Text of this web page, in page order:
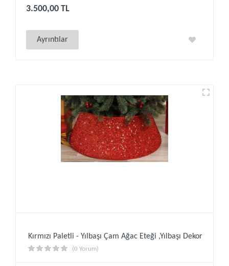
3.500,00 TL
Ayrıntılar
Kırmızı Paletli - Yılbaşı Çam Ağac Eteği ,Yılbaşı Dekor
(0 Yorum)